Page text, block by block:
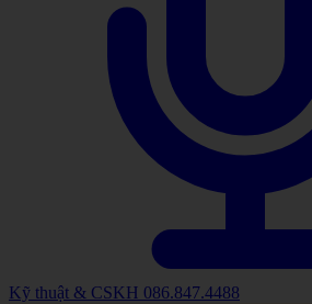
Kỹ thuật & CSKH 086.847.4488